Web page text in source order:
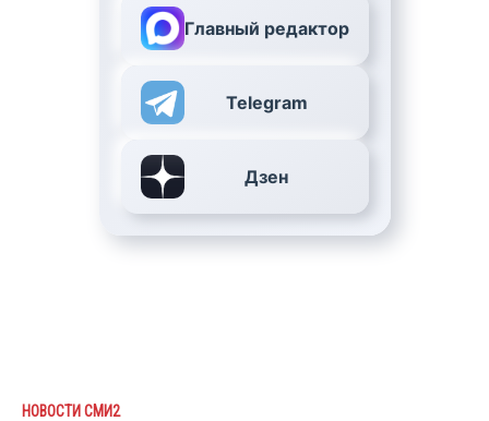
Главный редактор
Telegram
Дзен
НОВОСТИ СМИ2